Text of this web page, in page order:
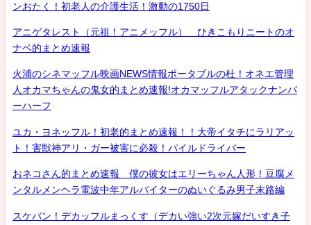
ンおたく！初老人の介護生活！激動の1750日
アニゲタレスト（元祖！アニメッフル） ひきこもりニートのオ
ナベ的まとめ速報
火浦のシネマッフル映画NEWS情報ポータブルの杜！オネエ管理
人オカマちゃんの鬼女的まとめ速報!オカマッフルアタックナンバ
ーハーフ
ユカ・ヨネッフル！初老的まとめ速報！！大帝イタチにラリアッ
ト！害獣神アリ・ガー被害に必殺！パイルドライバー
おネコさん的まとめ速報 僕の彼女はエリーちゃん人形！豆腐メ
ンタルメンヘラ電波中年アルバイターのぬいぐるみ男子末路編
スケバン！デカッフルまっくす（デカい強い2次元嫁だいすき子